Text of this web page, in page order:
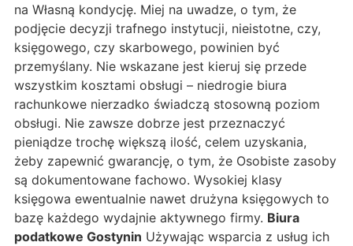
na Własną kondycję. Miej na uwadze, o tym, że
podjęcie decyzji trafnego instytucji, nieistotne, czy,
księgowego, czy skarbowego, powinien być
przemyślany. Nie wskazane jest kieruj się przede
wszystkim kosztami obsługi – niedrogie biura
rachunkowe nierzadko świadczą stosowną poziom
obsługi. Nie zawsze dobrze jest przeznaczyć
pieniądze trochę większą ilość, celem uzyskania,
żeby zapewnić gwarancję, o tym, że Osobiste zasoby
są dokumentowane fachowo. Wysokiej klasy
księgowa ewentualnie nawet drużyna księgowych to
bazę każdego wydajnie aktywnego firmy. Biura
podatkowe Gostynin Używając wsparcia z usług ich